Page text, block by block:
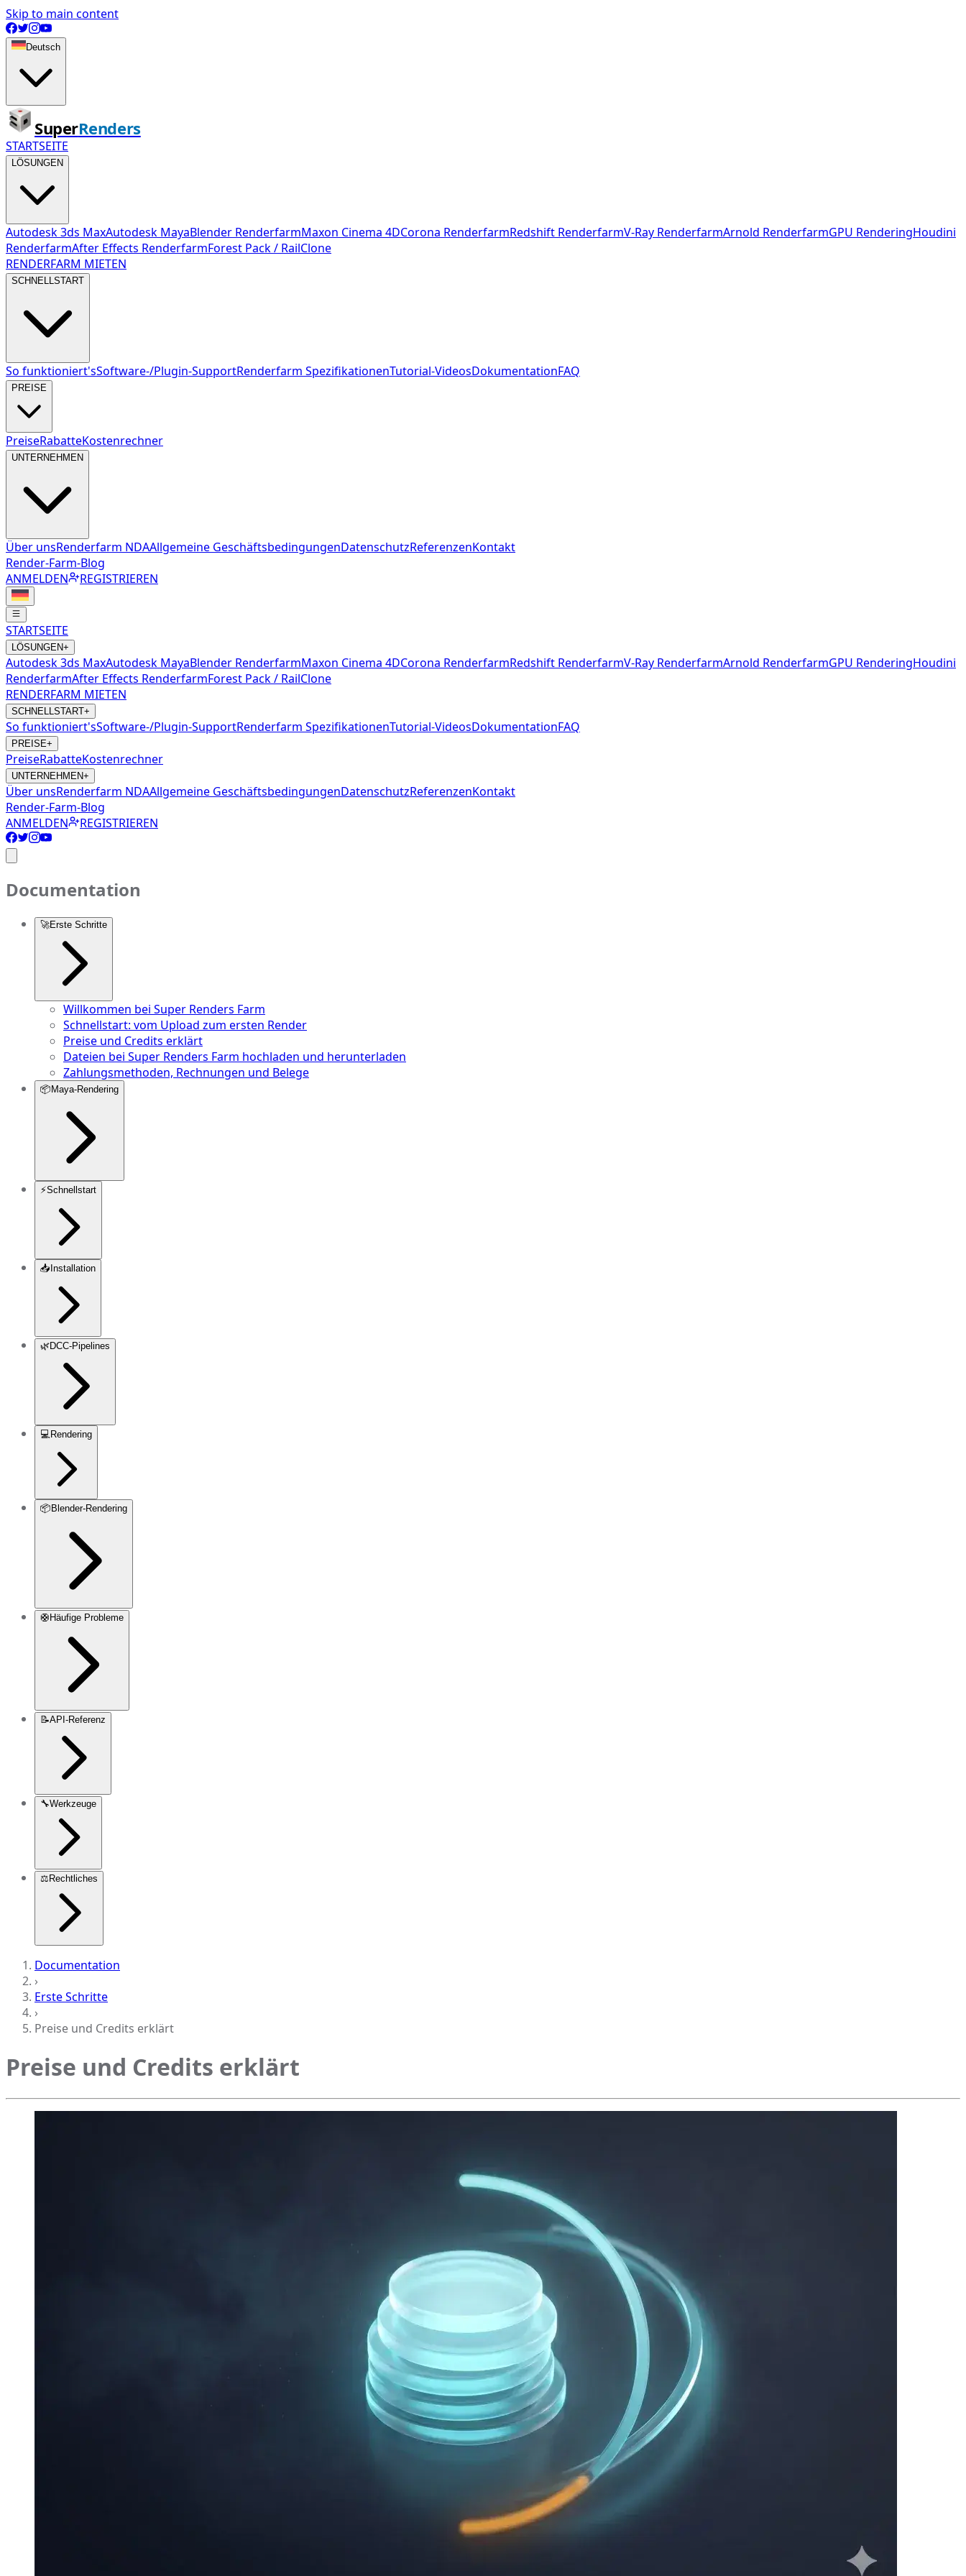
Skip to main content
Deutsch
SuperRenders
STARTSEITE
LÖSUNGEN
Autodesk 3ds MaxAutodesk MayaBlender RenderfarmMaxon Cinema 4DCorona RenderfarmRedshift RenderfarmV-Ray RenderfarmArnold RenderfarmGPU RenderingHoudini
RenderfarmAfter Effects RenderfarmForest Pack / RailClone
RENDERFARM MIETEN
SCHNELLSTART
So funktioniert'sSoftware-/Plugin-SupportRenderfarm SpezifikationenTutorial-VideosDokumentationFAQ
PREISE
PreiseRabatteKostenrechner
UNTERNEHMEN
Über unsRenderfarm NDAAllgemeine GeschäftsbedingungenDatenschutzReferenzenKontakt
Render-Farm-Blog
ANMELDEN
REGISTRIEREN
STARTSEITE
LÖSUNGEN+
Autodesk 3ds MaxAutodesk MayaBlender RenderfarmMaxon Cinema 4DCorona RenderfarmRedshift RenderfarmV-Ray RenderfarmArnold RenderfarmGPU RenderingHoudini
RenderfarmAfter Effects RenderfarmForest Pack / RailClone
RENDERFARM MIETEN
SCHNELLSTART+
So funktioniert'sSoftware-/Plugin-SupportRenderfarm SpezifikationenTutorial-VideosDokumentationFAQ
PREISE+
PreiseRabatteKostenrechner
UNTERNEHMEN+
Über unsRenderfarm NDAAllgemeine GeschäftsbedingungenDatenschutzReferenzenKontakt
Render-Farm-Blog
ANMELDEN
REGISTRIEREN
Documentation
🚀Erste Schritte
Willkommen bei Super Renders Farm
Schnellstart: vom Upload zum ersten Render
Preise und Credits erklärt
Dateien bei Super Renders Farm hochladen und herunterladen
Zahlungsmethoden, Rechnungen und Belege
📦 Maya-Rendering
⚡Schnellstart
📥 Installation
🌿DCC-Pipelines
💻 Rendering
📦 Blender-Rendering
🛟 Häufige Probleme
📝API-Referenz
🔧Werkzeuge
⚖️ Rechtliches
Documentation
›
Erste Schritte
›
Preise und Credits erklärt
Preise und Credits erklärt